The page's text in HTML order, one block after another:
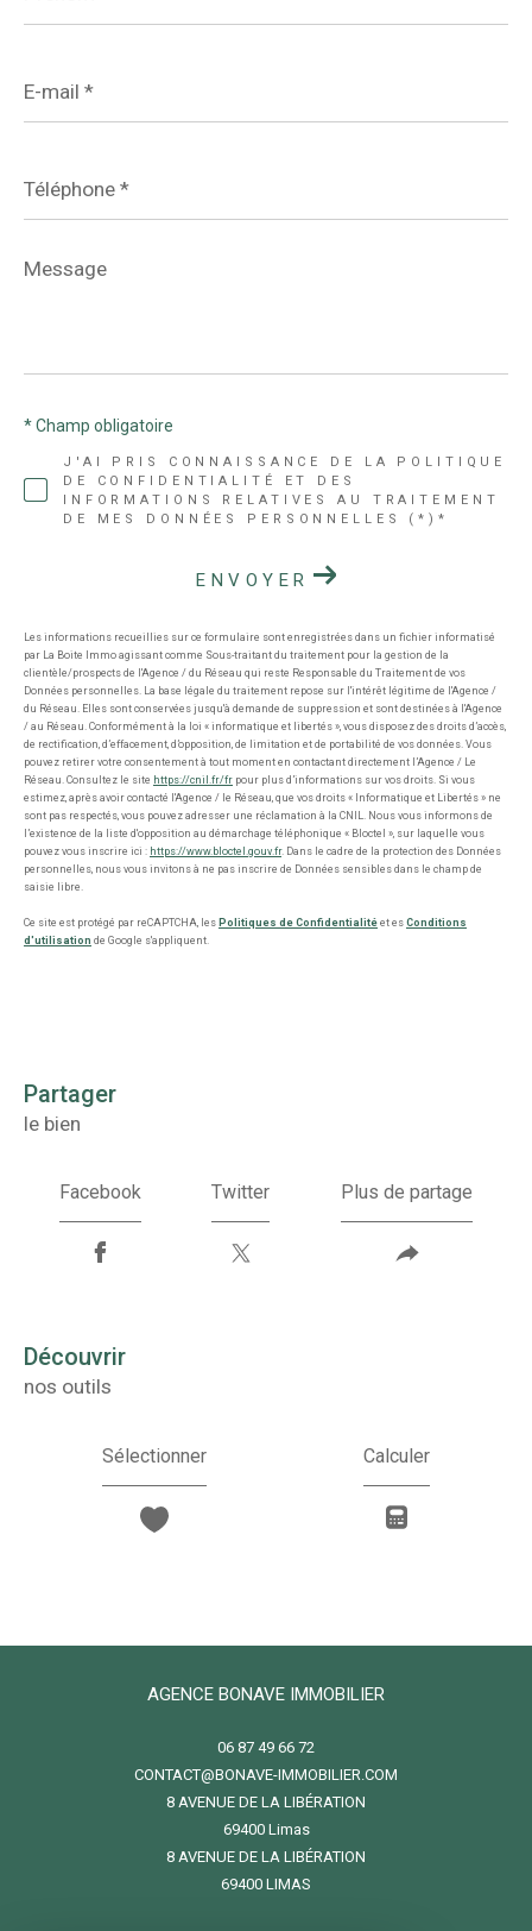
mail
*
*
Message
*
J'AI PRIS CONNAISSANCE DE LA POLITIQUE
DE CONFIDENTIALITÉ ET DES
INFORMATIONS RELATIVES AU TRAITEMENT
DE MES DONNÉES PERSONNELLES (*)*
* Champ obligatoire
ENVOYER
Les informations recueillies sur ce formulaire sont enregistrées dans un fichier informatisé
par La Boite Immo agissant comme Sous-traitant du traitement pour la gestion de la
clientèle/prospects de l'Agence / du Réseau qui reste Responsable du Traitement de vos
Données personnelles. La base légale du traitement repose sur l'intérêt légitime de l'Agence /
du Réseau. Elles sont conservées jusqu'à demande de suppression et sont destinées à l'Agence
/ au Réseau. Conformément à la loi « informatique et libertés », vous disposez des droits d’accès,
de rectification, d’effacement, d’opposition, de limitation et de portabilité de vos données. Vous
pouvez retirer votre consentement à tout moment en contactant directement l’Agence / Le
Réseau. Consultez le site https://cnil.fr/fr pour plus d’informations sur vos droits. Si vous
estimez, après avoir contacté l'Agence / le Réseau, que vos droits « Informatique et Libertés » ne
sont pas respectés, vous pouvez adresser une réclamation à la CNIL. Nous vous informons de
l’existence de la liste d'opposition au démarchage téléphonique « Bloctel », sur laquelle vous
pouvez vous inscrire ici : https://www.bloctel.gouv.fr. Dans le cadre de la protection des Données
personnelles, nous vous invitons à ne pas inscrire de Données sensibles dans le champ de
saisie libre.
Ce site est protégé par reCAPTCHA, les Politiques de Confidentialité et es Conditions
d'utilisation de Google s'appliquent.
partager
le bien
Facebook Twitter Plus de partage
découvrir
nos outils
Sélectionner Calculer
AGENCE BONAVE IMMOBILIER
06 87 49 66 72
CONTACT@BONAVE-IMMOBILIER.COM
8 AVENUE DE LA LIBÉRATION
69400
limas
8 AVENUE DE LA LIBÉRATION
69400 LIMAS